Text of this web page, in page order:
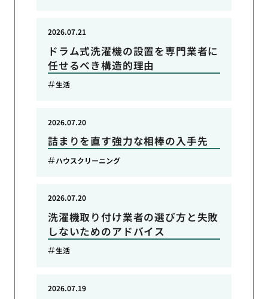
ドラム式洗濯機の設置を専門業者に
任せるべき構造的理由
2026.07.21
生活
詰まりを直す強力な相棒の入手先
2026.07.20
ハウスクリーニング
洗濯機取り付け業者の選び方と失敗
しないためのアドバイス
2026.07.20
生活
2026.07.19